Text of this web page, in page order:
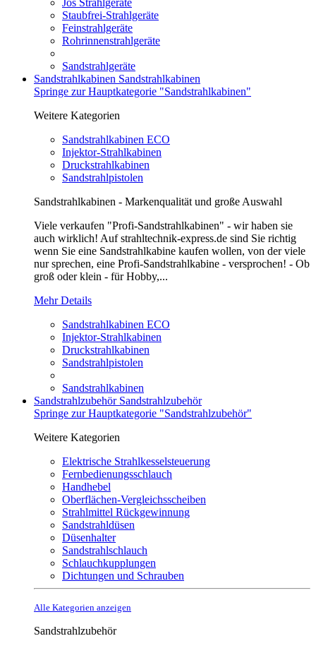
Jos Strahlgeräte
Staubfrei-Strahlgeräte
Feinstrahlgeräte
Rohrinnenstrahlgeräte
Sandstrahlgeräte
Sandstrahlkabinen Sandstrahlkabinen
Springe zur Hauptkategorie "Sandstrahlkabinen"
Weitere Kategorien
Sandstrahlkabinen ECO
Injektor-Strahlkabinen
Druckstrahlkabinen
Sandstrahlpistolen
Sandstrahlkabinen - Markenqualität und große Auswahl
Viele verkaufen "Profi-Sandstrahlkabinen" - wir haben sie
auch wirklich! Auf strahltechnik-express.de sind Sie richtig
wenn Sie eine Sandstrahlkabine kaufen wollen, von der viele
nur sprechen, eine Profi-Sandstrahlkabine - versprochen! - Ob
groß oder klein - für Hobby,...
Mehr Details
Sandstrahlkabinen ECO
Injektor-Strahlkabinen
Druckstrahlkabinen
Sandstrahlpistolen
Sandstrahlkabinen
Sandstrahlzubehör Sandstrahlzubehör
Springe zur Hauptkategorie "Sandstrahlzubehör"
Weitere Kategorien
Elektrische Strahlkesselsteuerung
Fernbedienungsschlauch
Handhebel
Oberflächen-Vergleichsscheiben
Strahlmittel Rückgewinnung
Sandstrahldüsen
Düsenhalter
Sandstrahlschlauch
Schlauchkupplungen
Dichtungen und Schrauben
Alle Kategorien anzeigen
Sandstrahlzubehör